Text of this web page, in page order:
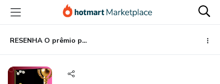
para
conteúdo
principal
para
pagamento
para
rodapé
RESENHA O prêmio produtividade